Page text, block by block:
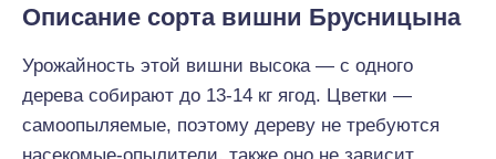
Описание сорта вишни Брусницына
Урожайность этой вишни высока — с одного
дерева собирают до 13-14 кг ягод. Цветки —
самоопыляемые, поэтому дереву не требуются